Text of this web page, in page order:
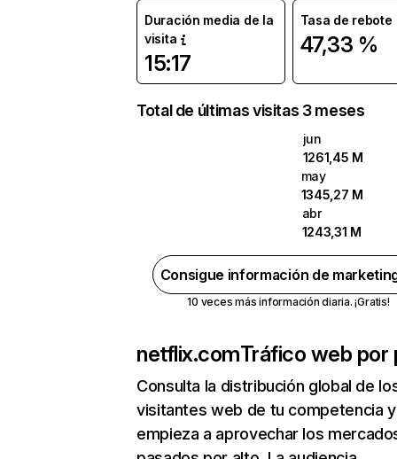
Duración media de la
visita
15:17
Tasa de rebote
47,33 %
Total de últimas visitas 3 meses
jun
1261,45 M
may
1345,27 M
abr
1243,31 M
Consigue información de
10 veces más información diaria. ¡Gratis!
netflix.comTráfico web por
Consulta la distribución global de
visitantes web de tu competencia y
empieza a aprovechar los